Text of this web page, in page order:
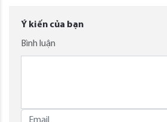
Ý kiến của bạn
Bình luận